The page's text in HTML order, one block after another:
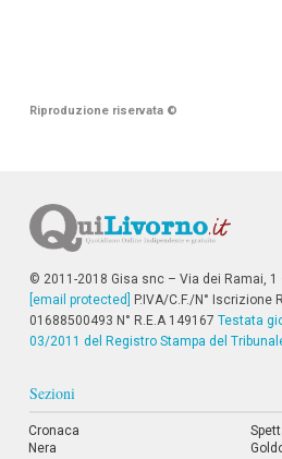
oRiproduzione riservata ©
© 2011-2018 Gisa snc – Via dei Ramai, 1
[email protected]
P.IVA/C.F./N° Iscrizione
01688500493 N° R.E.A 149167 Testata
03/2011 del Registro Stampa del
Sezioni
Cronaca
Nera